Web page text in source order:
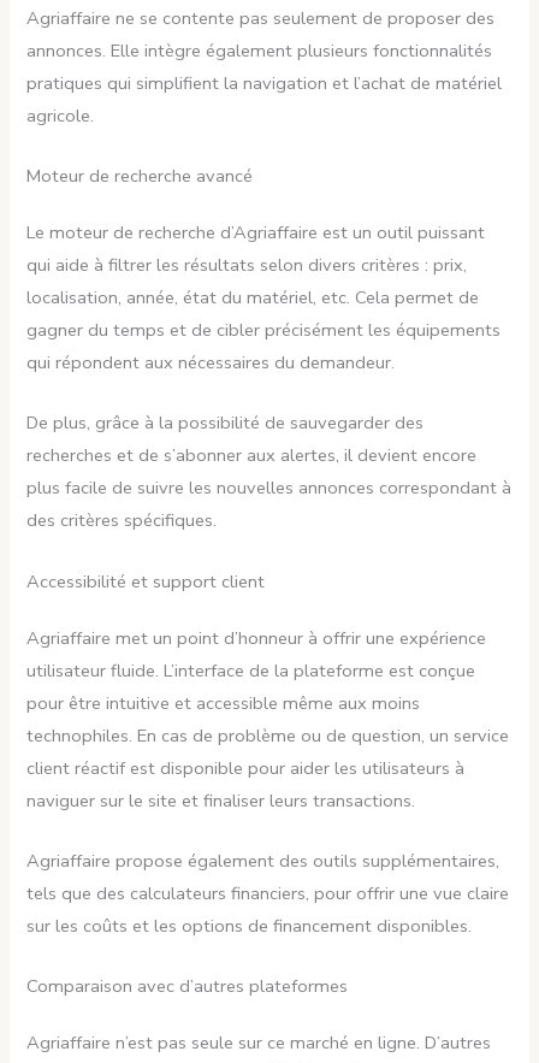
Agriaffaire ne se contente pas seulement de proposer des
annonces. Elle intègre également plusieurs fonctionnalités
pratiques qui simplifient la navigation et l’achat de matériel
agricole.
Moteur de recherche avancé
Le moteur de recherche d’Agriaffaire est un outil puissant
qui aide à filtrer les résultats selon divers critères : prix,
localisation, année, état du matériel, etc. Cela permet de
gagner du temps et de cibler précisément les équipements
qui répondent aux nécessaires du demandeur.
De plus, grâce à la possibilité de sauvegarder des
recherches et de s’abonner aux alertes, il devient encore
plus facile de suivre les nouvelles annonces correspondant à
des critères spécifiques.
Accessibilité et support client
Agriaffaire met un point d’honneur à offrir une expérience
utilisateur fluide. L’interface de la plateforme est conçue
pour être intuitive et accessible même aux moins
technophiles. En cas de problème ou de question, un service
client réactif est disponible pour aider les utilisateurs à
naviguer sur le site et finaliser leurs transactions.
Agriaffaire propose également des outils supplémentaires,
tels que des calculateurs financiers, pour offrir une vue claire
sur les coûts et les options de financement disponibles.
Comparaison avec d’autres plateformes
Agriaffaire n’est pas seule sur ce marché en ligne. D’autres